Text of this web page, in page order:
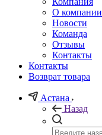
О компании
Новости
Команда
Отзывы
Контакты
Контакты
Возврат товара
Астана
Назад